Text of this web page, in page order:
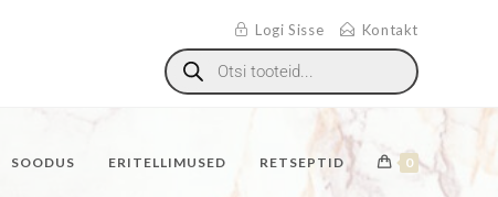
Logi Sisse Kontakt
SOODUS ERITELLIMUSED RETSEPTID 0